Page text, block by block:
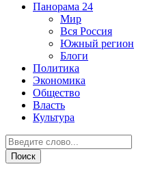
Панорама 24
Мир
Вся Россия
Южный регион
Блоги
Политика
Экономика
Общество
Власть
Культура